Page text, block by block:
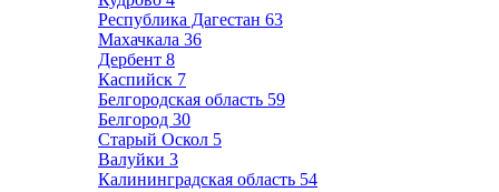
Республика Дагестан 63
Махачкала 36
Дербент 8
Каспийск 7
Белгородская область 59
Белгород 30
Старый Оскол 5
Валуйки 3
Калининградская область 54